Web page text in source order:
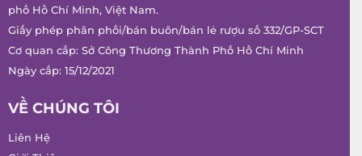
phố Hồ Chí Minh, Việt Nam.
Giấy phép phân phối/bán buôn/bán lẻ rượu số 332/GP-SCT
Cơ quan cấp: Sở Công Thương Thành Phố Hồ Chí Minh
Ngày cấp: 15/12/2021
VỀ CHÚNG TÔI
Liên Hệ